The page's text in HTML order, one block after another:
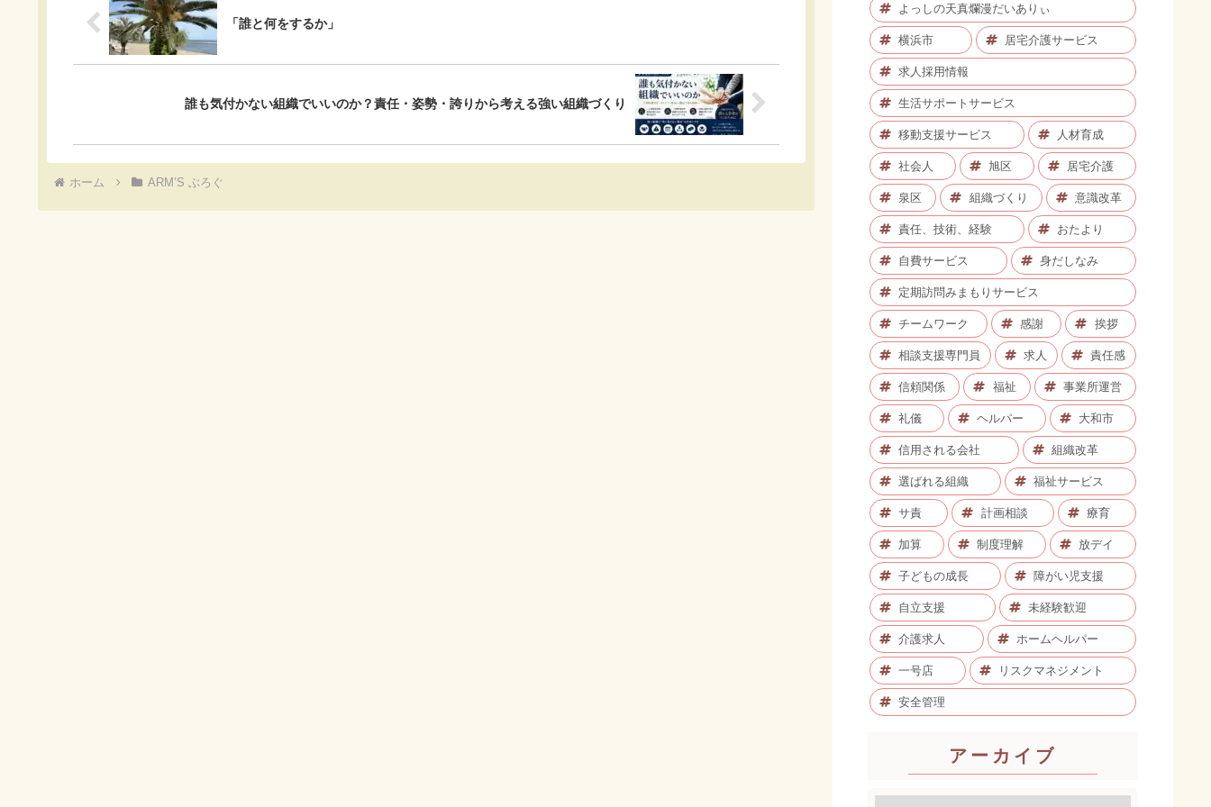
o
k
「誰と何をするか」
誰も気付かない組織でいいのか？責任・姿勢・誇りから考える強い組織づくり
ホーム ARM’S ぶろぐ
よっしの天真爛漫だいありぃ
横浜市 居宅介護サービス
求人採用情報
生活サポートサービス
移動支援サービス 人材育成
社会人 旭区 居宅介護
泉区 組織づくり 意識改革
責任、技術、経験 おたより
自費サービス 身だしなみ
定期訪問みまもりサービス
チームワーク 感謝 挨拶
相談支援専門員 求人 責任感
信頼関係 福祉 事業所運営
礼儀 ヘルパー 大和市
信用される会社 組織改革
選ばれる組織 福祉サービス
サ責 計画相談 療育
加算 制度理解 放デイ
子どもの成長 障がい児支援
自立支援 未経験歓迎
介護求人 ホームヘルパー
一号店 リスクマネジメント
安全管理
アーカイブ